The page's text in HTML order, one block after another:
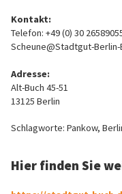
Kontakt:
Telefon: +49 (0) 30
Scheune@Stadtgut-Berlin-
Adresse:
Alt-Buch 45-51
13125 Berlin
Schlagworte: Pankow,
Hier finden Sie